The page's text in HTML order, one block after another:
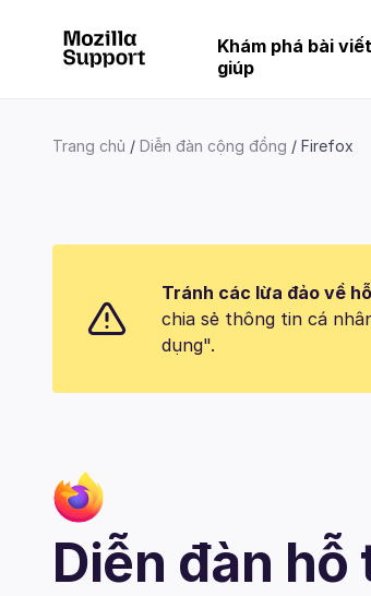
Khám phá bài
giúp
Trang chủ Diễn đàn cộng đồng Firefox
Tránh các lừa đảo về
chia sẻ thông tin cá
dụng".
Diễn đàn